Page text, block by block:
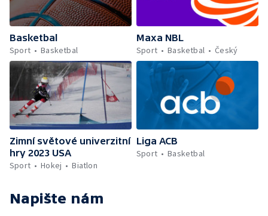
Basketbal
Sport
Basketbal
Maxa NBL
Sport
Basketbal Český
Zimní světové univerzitní
hry 2023 USA
Sport
Hokej Biatlon
Liga ACB
Sport
Basketbal
Napište nám